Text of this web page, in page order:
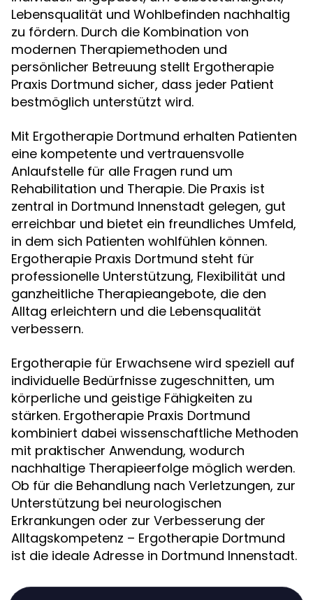
Lebensqualität und Wohlbefinden nachhaltig
zu fördern. Durch die Kombination von
modernen Therapiemethoden und
persönlicher Betreuung stellt Ergotherapie
Praxis Dortmund sicher, dass jeder Patient
bestmöglich unterstützt wird.
Mit Ergotherapie Dortmund erhalten Patienten
eine kompetente und vertrauensvolle
Anlaufstelle für alle Fragen rund um
Rehabilitation und Therapie. Die Praxis ist
zentral in Dortmund Innenstadt gelegen, gut
erreichbar und bietet ein freundliches Umfeld,
in dem sich Patienten wohlfühlen können.
Ergotherapie Praxis Dortmund steht für
professionelle Unterstützung, Flexibilität und
ganzheitliche Therapieangebote, die den
Alltag erleichtern und die Lebensqualität
verbessern.
Ergotherapie für Erwachsene wird speziell auf
individuelle Bedürfnisse zugeschnitten, um
körperliche und geistige Fähigkeiten zu
stärken. Ergotherapie Praxis Dortmund
kombiniert dabei wissenschaftliche Methoden
mit praktischer Anwendung, wodurch
nachhaltige Therapieerfolge möglich werden.
Ob für die Behandlung nach Verletzungen, zur
Unterstützung bei neurologischen
Erkrankungen oder zur Verbesserung der
Alltagskompetenz – Ergotherapie Dortmund
ist die ideale Adresse in Dortmund Innenstadt.